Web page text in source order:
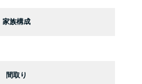
家族構成
間取り